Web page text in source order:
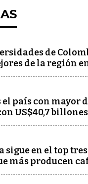
de
de la región
el país con mayor
US$40,7
sigue en el top
más producen